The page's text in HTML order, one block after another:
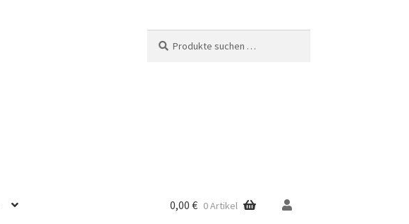
nach:
0,00€ 0 Artikel